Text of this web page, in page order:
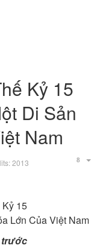
Kỷ 15
Di Sản
Nam
2013
15
Lớn Của Việt Nam
trước